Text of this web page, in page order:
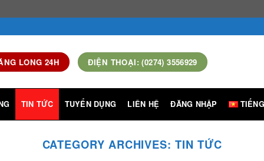
LONG 24H ĐIỆN THOẠI: (0274) 3556929
TIN TỨC TUYỂN DỤNG LIÊN HỆ ĐĂNG NHẬP
CATEGORY ARCHIVES:TIN TỨC